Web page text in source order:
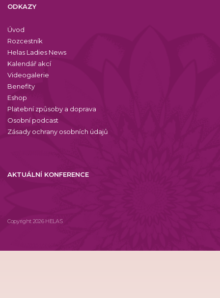
ODKAZY
Úvod
Rozcestník
Helas Ladies News
Kalendář akcí
Videogalerie
Benefity
Eshop
Platební způsoby a doprava
Osobní podcast
Zásady ochrany osobních údajů
AKTUÁLNÍ KONFERENCE
Copyright 2026 HELAS